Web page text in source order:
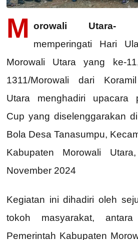
M orowali Utara-
memperingati Hari
Morowali Utara yang ke-
1311/Morowali dari
Utara menghadiri upacara
Cup yang diselenggarakan
Bola Desa Tanasumpu,
Kabupaten Morowali
November 2024
Kegiatan ini dihadiri oleh
tokoh masyarakat,
Pemerintah Kabupaten